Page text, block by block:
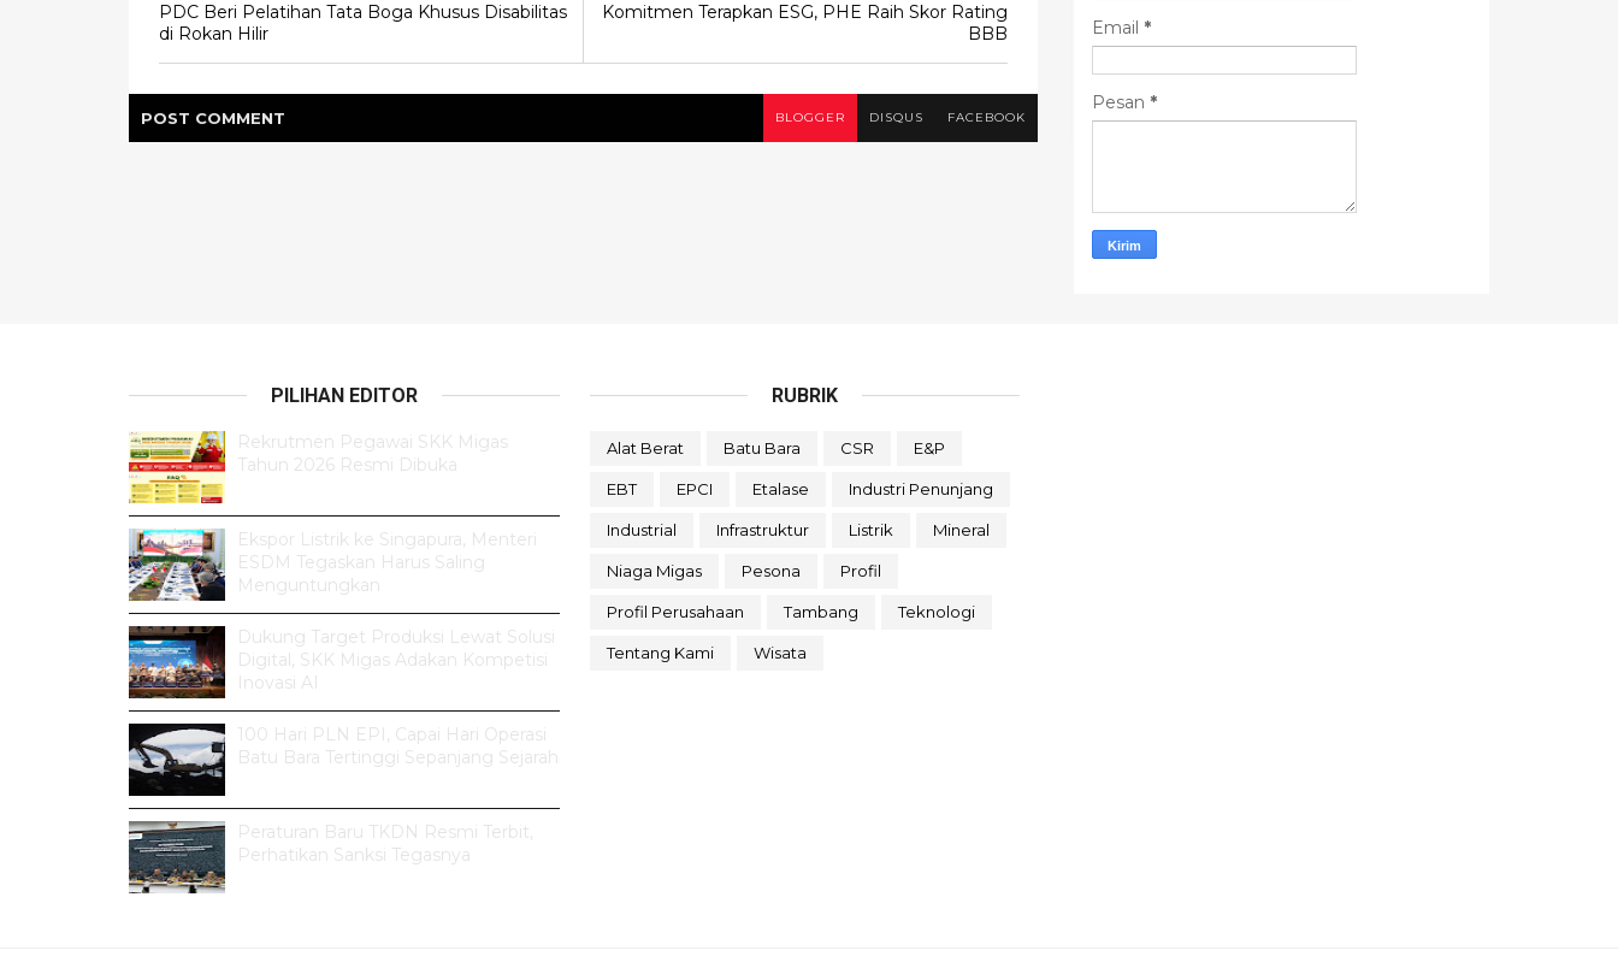
Komitmen Terapkan ESG, PHE Raih Skor Rating
BBB
PDC Beri Pelatihan Tata Boga Khusus Disabilitas
di Rokan Hilir
POST COMMENT BLOGGER DISQUS FACEBOOK
Email *
Pesan *
PILIHAN EDITOR
Rekrutmen Pegawai SKK Migas
Tahun 2026 Resmi Dibuka
Ekspor Listrik ke Singapura, Menteri
ESDM Tegaskan Harus Saling
Menguntungkan
Dukung Target Produksi Lewat Solusi
Digital, SKK Migas Adakan Kompetisi
Inovasi AI
100 Hari PLN EPI, Capai Hari Operasi
Batu Bara Tertinggi Sepanjang Sejarah
Peraturan Baru TKDN Resmi Terbit,
Perhatikan Sanksi Tegasnya
RUBRIK
Alat Berat Batu Bara CSR E&P
EBT EPCI Etalase Industri Penunjang
Industrial Infrastruktur Listrik Mineral
Niaga Migas Pesona Profil
Profil Perusahaan Tambang Teknologi
Tentang Kami Wisata